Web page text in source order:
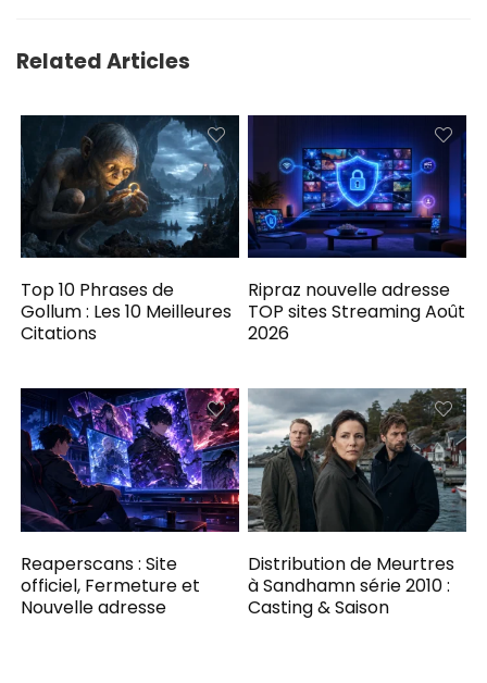
Related Articles
Top 10 Phrases de
Gollum : Les 10 Meilleures
Citations
Ripraz nouvelle adresse
TOP sites Streaming Août
2026
Reaperscans : Site
officiel, Fermeture et
Nouvelle adresse
Distribution de Meurtres
à Sandhamn série 2010 :
Casting & Saison